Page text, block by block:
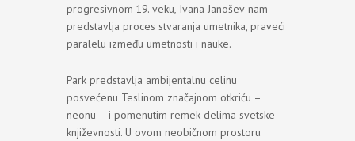
progresivnom 19. veku, Ivana Janošev nam
predstavlja proces stvaranja umetnika, praveći
paralelu između umetnosti i nauke.
Park predstavlja ambijentalnu celinu
posvećenu Teslinom značajnom otkriću –
neonu – i pomenutim remek delima svetske
književnosti. U ovom neobičnom prostoru